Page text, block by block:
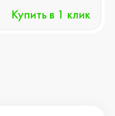
Купить в 1 клик